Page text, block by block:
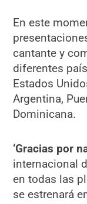
En este
cantante y
diferentes
Estados
Argentina,
Dominicana.
‘Gracias por
internacional
en todas las
se estrenará